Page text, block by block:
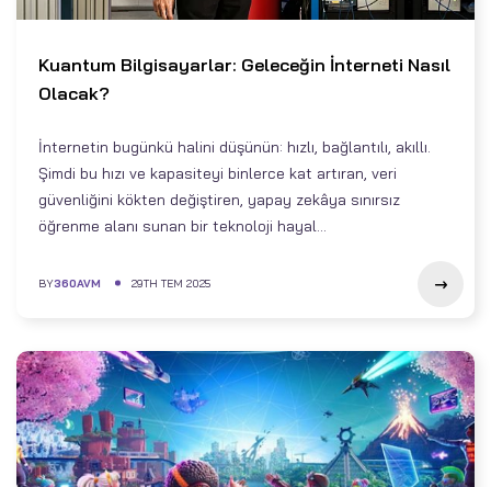
Kuantum Bilgisayarlar: Geleceğin İnterneti Nasıl
Olacak?
İnternetin bugünkü halini düşünün: hızlı, bağlantılı, akıllı.
Şimdi bu hızı ve kapasiteyi binlerce kat artıran, veri
güvenliğini kökten değiştiren, yapay zekâya sınırsız
öğrenme alanı sunan bir teknoloji hayal...
BY360AVM 29TH TEM 2025